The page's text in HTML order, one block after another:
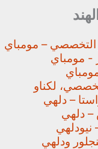
التخصصي – مومباي
- مومباي
لكناو
– دلهي
دلهي
ودلهي